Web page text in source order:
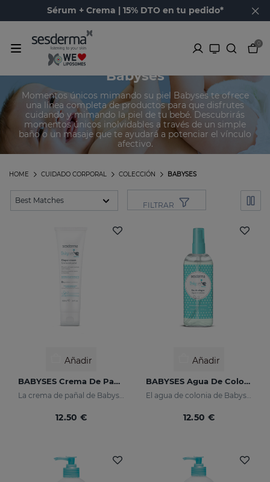
Sérum + Crema | 15% DTO en tu pedido*
0
Babyses
Momentos únicos mimando su piel Babyses te ofrece
una línea completa de productos para que disfrutes
cuidando y mimando la piel de tu bebé. Descubrirás
momentos únicos inolvidables a través de un simple
baño o un masaje que te ayudará a potenciar el vínculo
afectivo.
BABYSES
COLECCIÓN
CUIDADO CORPORAL
HOME
FILTRAR
Añadir
BABYSES Crema De Pañal
La crema de pañal de Babyses es una pasta al agua formulada para proteger, aliviar y reparar las posibles irritaciones y rojeces de su piel delicada y sensible.
12.50 €
Añadir
BABYSES Agua De Colonia
El agua de colonia de Babyses apuesta por la frescura y el buen gusto. Sus notas de salida son florales construidas sobre una base de almizcles blancos. </p>
12.50 €